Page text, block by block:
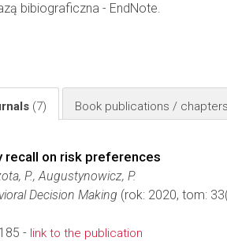
bibiograficzna - EndNote.
(7) Book publications /
on risk preferences
P., Augustynowicz, P.
Decision Making (rok: 2020, tom:
- link to the publication